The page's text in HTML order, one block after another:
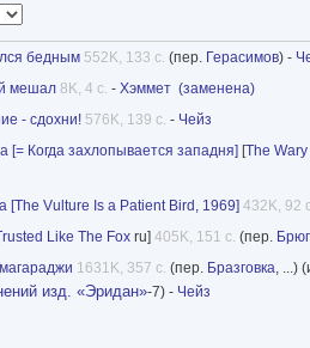
бедным 552K, 133 с. (пер. Герасимов) -
мешал 8K, 4 с. - Хэммет (заменена)
- сдохни! 576K, 139 с. - Чейз
[= Когда захлопывается западня] [The
[The Vulture Is a Patient Bird, 1969] 432K, 92
Like The Fox ru] 405K, 151 с. (пер.
1631K, 357 с. (пер. Бразговка, ...)
изд. «Эридан»-7) - Чейз